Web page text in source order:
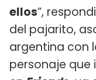
ellos”,
del pajarito,
argentina con
personaje que